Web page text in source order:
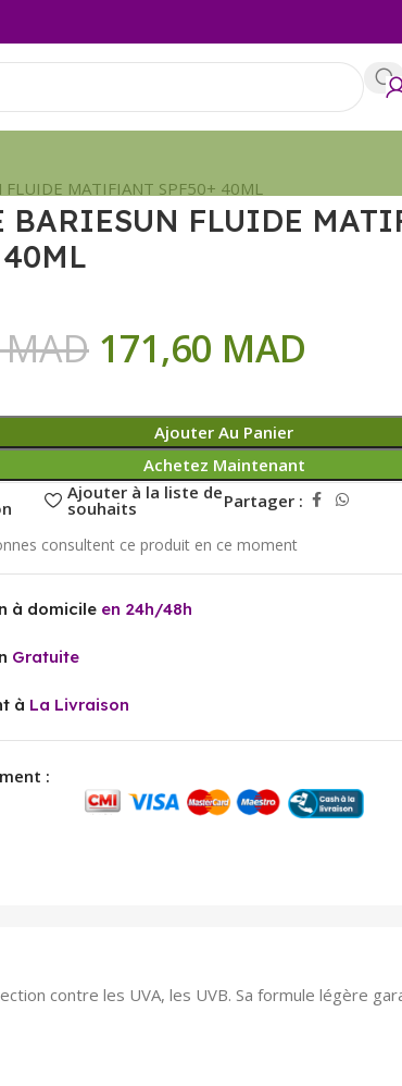
FLUIDE MATIFIANT SPF50+ 40ML
BARIESUN FLUIDE
MAD 171,60 MAD
Ajouter Au Panier
Achetez Maintenant
Ajouter à la liste de
souhaits
Partager :
à domicile en 24h/48h
Gratuite
à La Livraison
:
contre les UVA, les UVB. Sa formule légère